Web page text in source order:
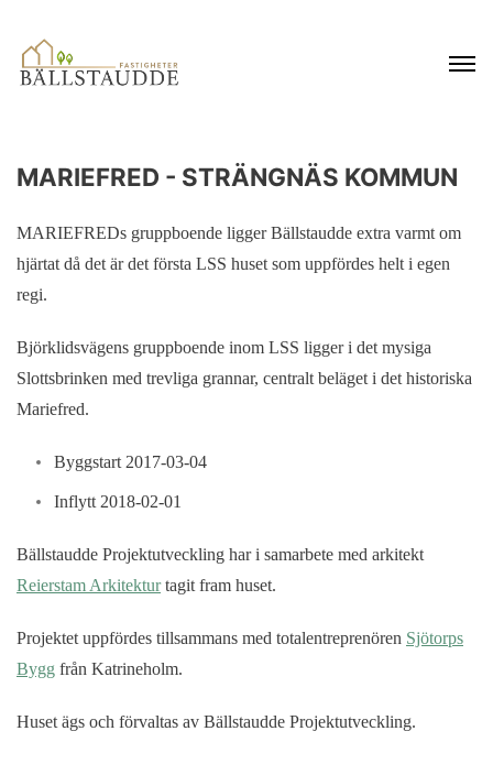
MARIEFRED - STRÄNGNÄS KOMMUN
MARIEFREDs gruppboende ligger Bällstaudde extra varmt om
hjärtat då det är det första LSS huset som uppfördes helt i egen
regi.
Björklidsvägens gruppboende inom LSS ligger i det mysiga
Slottsbrinken med trevliga grannar, centralt beläget i det historiska
Mariefred.
Byggstart 2017-03-04
Inflytt 2018-02-01
Bällstaudde Projektutveckling har i samarbete med arkitekt
Reierstam Arkitekturtagit fram huset.
Projektet uppfördes tillsammans med totalentreprenören Sjötorps
Bygg från Katrineholm.
Huset ägs och förvaltas av Bällstaudde Projektutveckling.